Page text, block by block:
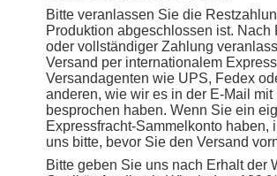
Bitte veranlassen Sie die
Produktion abgeschlossen ist. Nach
oder vollständiger Zahlung
Versand per internationalem
Versandagenten wie UPS, Fedex
anderen, wie wir es in der E-Mail mit
besprochen haben. Wenn Sie ein
Expressfracht-Sammelkonto haben,
uns bitte, bevor Sie den Versand
Bitte geben Sie uns nach Erhalt der